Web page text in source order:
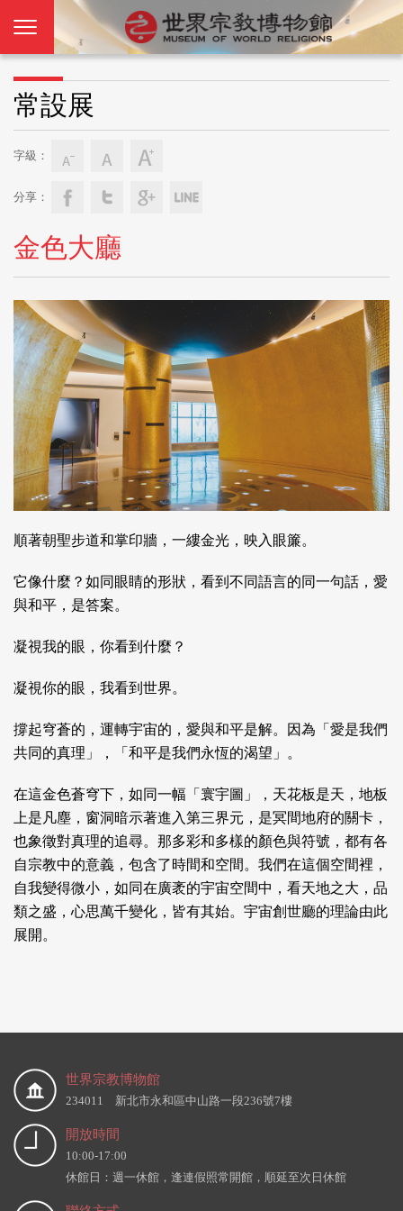
常設展
字級：
分享：
金色大廳
順著朝聖步道和掌印牆，一縷金光，映入眼簾。
它像什麼？如同眼睛的形狀，看到不同語言的同一句話，愛
與和平，是答案。
凝視我的眼，你看到什麼？
凝視你的眼，我看到世界。
撐起穹蒼的，運轉宇宙的，愛與和平是解。因為「愛是我們
共同的真理」，「和平是我們永恆的渴望」。
在這金色蒼穹下，如同一幅「寰宇圖」，天花板是天，地板
上是凡塵，窗洞暗示著進入第三界元，是冥間地府的關卡，
也象徵對真理的追尋。那多彩和多樣的顏色與符號，都有各
自宗教中的意義，包含了時間和空間。我們在這個空間裡，
自我變得微小，如同在廣袤的宇宙空間中，看天地之大，品
類之盛，心思萬千變化，皆有其始。宇宙創世廳的理論由此
展開。
世界宗教博物館
234011 新北市永和區中山路一段236號7樓
開放時間
10:00-17:00
休館日：週一休館，逢連假照常開館，順延至次日休館